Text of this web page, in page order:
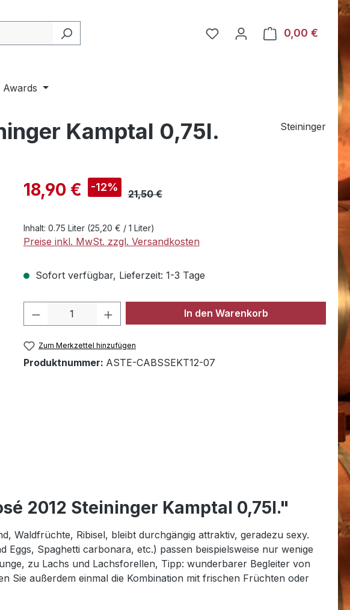
Du hast 0 Produkte auf
0,00 €
Awards
Kamptal 0,75l. Steininger
Verkaufspreis:
18,90 € -12%
21,50 €
Inhalt: 0.75 Liter (25,20 € / 1 Liter)
Preise inkl. MwSt. zzgl. Versandkosten
Sofort verfügbar, Lieferzeit: 1-3 Tage
Produkt Anzahl: Gib den gewünschten Wert
In den Warenkorb
Zum Merkzettel hinzufügen
Produktnummer: ASTE-CABSSEKT12-07
2012 Steininger Kamptal 0,75l."
Waldfrüchte, Ribisel, bleibt durchgängig attraktiv, geradezu sexy.
Spaghetti carbonara, etc.) passen beispielsweise nur wenige
zu Lachs und Lachsforellen, Tipp: wunderbarer Begleiter von
Sie außerdem einmal die Kombination mit frischen Früchten oder